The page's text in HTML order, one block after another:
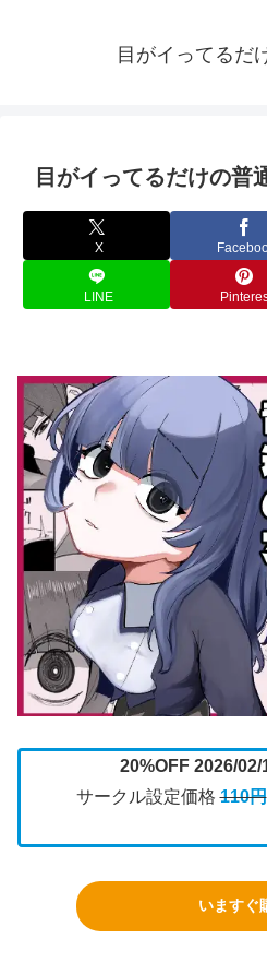
目がイってるだ
目がイってるだけの普
X
LINE
20%OFF 2026/02/
サークル設定価格110円
いますぐ